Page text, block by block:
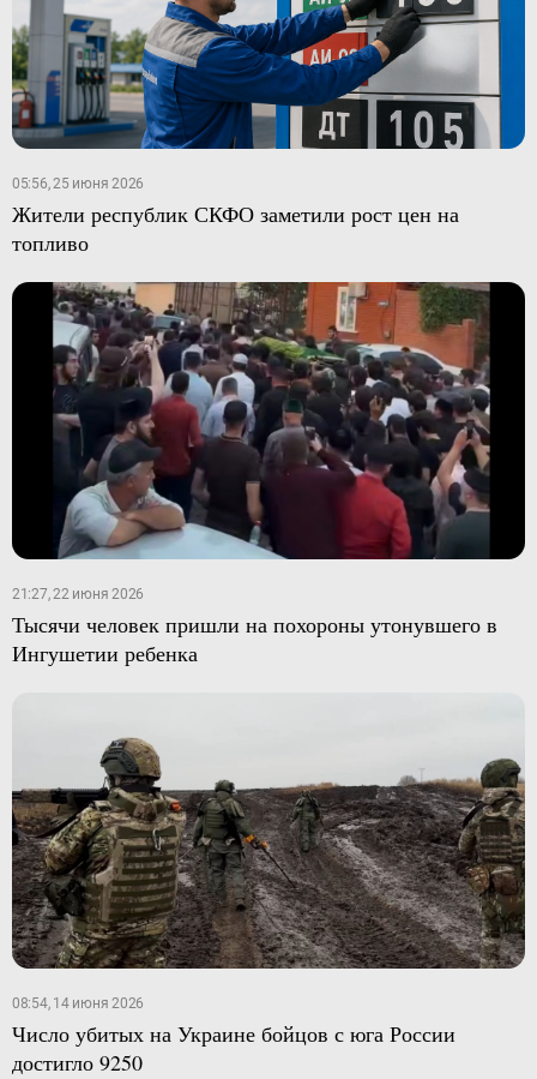
05:56, 25 июня 2026
Жители республик СКФО заметили рост цен на
топливо
21:27, 22 июня 2026
Тысячи человек пришли на похороны утонувшего в
Ингушетии ребенка
08:54, 14 июня 2026
Число убитых на Украине бойцов с юга России
достигло 9250